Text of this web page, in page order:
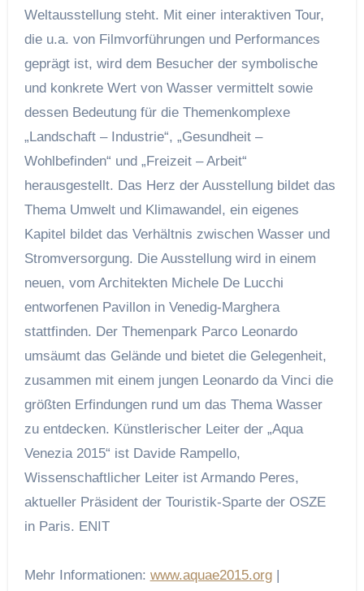
Weltausstellung steht. Mit einer interaktiven Tour,
die u.a. von Filmvorführungen und Performances
geprägt ist, wird dem Besucher der symbolische
und konkrete Wert von Wasser vermittelt sowie
dessen Bedeutung für die Themenkomplexe
„Landschaft – Industrie“, „Gesundheit –
Wohlbefinden“ und „Freizeit – Arbeit“
herausgestellt. Das Herz der Ausstellung bildet das
Thema Umwelt und Klimawandel, ein eigenes
Kapitel bildet das Verhältnis zwischen Wasser und
Stromversorgung. Die Ausstellung wird in einem
neuen, vom Architekten Michele De Lucchi
entworfenen Pavillon in Venedig-Marghera
stattfinden. Der Themenpark Parco Leonardo
umsäumt das Gelände und bietet die Gelegenheit,
zusammen mit einem jungen Leonardo da Vinci die
größten Erfindungen rund um das Thema Wasser
zu entdecken. Künstlerischer Leiter der „Aqua
Venezia 2015“ ist Davide Rampello,
Wissenschaftlicher Leiter ist Armando Peres,
aktueller Präsident der Touristik-Sparte der OSZE
in Paris. ENIT
Mehr Informationen: www.aquae2015.org|